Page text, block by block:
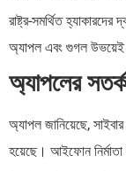
রাষ্ট্র-সমর্থিত হ্যাকারদের
অ্যাপল এবং গুগল উভয়েই
অ্যাপলের
অ্যাপল জানিয়েছে,
হয়েছে। আইফোন নির্মাতা